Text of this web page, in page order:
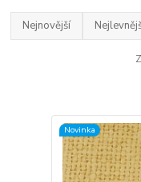
Nejnovější
Novinka